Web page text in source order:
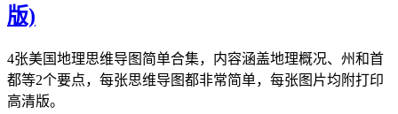
版)
4张美国地理思维导图简单合集，内容涵盖地理概况、州和首
都等2个要点，每张思维导图都非常简单，每张图片均附打印
高清版。